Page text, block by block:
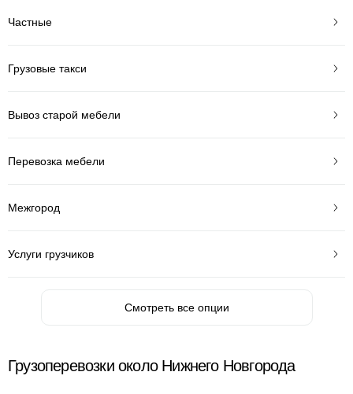
Частные
Грузовые такси
Вывоз старой мебели
Перевозка мебели
Межгород
Услуги грузчиков
Смотреть все опции
Грузоперевозки около Нижнего Новгорода